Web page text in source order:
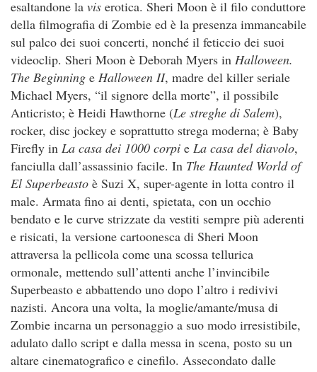
esaltandone la vis erotica. Sheri Moon è il filo conduttore
della filmografia di Zombie ed è la presenza immancabile
sul palco dei suoi concerti, nonché il feticcio dei suoi
videoclip. Sheri Moon è Deborah Myers in Halloween.
The Beginning e Halloween II, madre del killer seriale
Michael Myers, “il signore della morte”, il possibile
Anticristo; è Heidi Hawthorne (Le streghe di Salem),
rocker, disc jockey e soprattutto strega moderna; è Baby
Firefly in La casa dei 1000 corpi e La casa del diavolo,
fanciulla dall’assassinio facile. In The Haunted World of
El Superbeasto è Suzi X, super-agente in lotta contro il
male. Armata fino ai denti, spietata, con un occhio
bendato e le curve strizzate da vestiti sempre più aderenti
e risicati, la versione cartoonesca di Sheri Moon
attraversa la pellicola come una scossa tellurica
ormonale, mettendo sull’attenti anche l’invincibile
Superbeasto e abbattendo uno dopo l’altro i redivivi
nazisti. Ancora una volta, la moglie/amante/musa di
Zombie incarna un personaggio a suo modo irresistibile,
adulato dallo script e dalla messa in scena, posto su un
altare cinematografico e cinefilo. Assecondato dalle